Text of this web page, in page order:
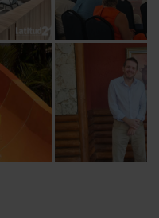
Energía que Impulsa la
competitividad
La esencia del servicio